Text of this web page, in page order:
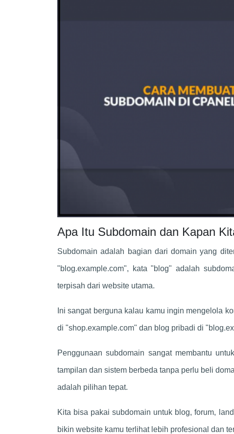
Apa Itu Subdomain dan Kapan
Subdomain adalah bagian dari domain yang
"blog.example.com", kata "blog" adalah
terpisah dari website utama.
Ini sangat berguna kalau kamu ingin mengelola
di "shop.example.com" dan blog pribadi di
Penggunaan subdomain sangat membantu
tampilan dan sistem berbeda tanpa perlu beli
adalah pilihan tepat.
Kita bisa pakai subdomain untuk blog, forum,
bikin website kamu terlihat lebih profesional dan